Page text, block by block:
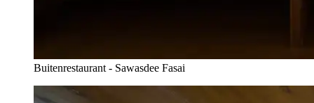
Buitenrestaurant - Sawasdee Fasai